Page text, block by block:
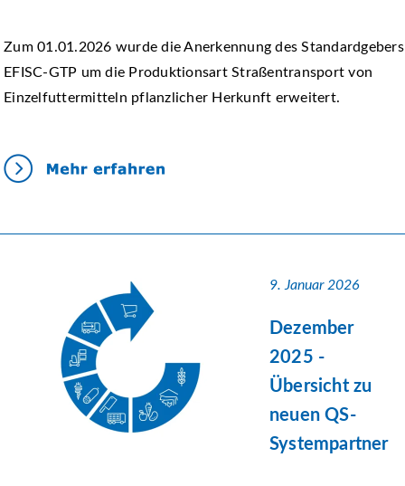
Zum 01.01.2026 wurde die Anerkennung des Standardgebers
EFISC-GTP um die Produktionsart Straßentransport von
Einzelfuttermitteln pflanzlicher Herkunft erweitert.
9. Januar 2026
Dezember
2025 -
Übersicht zu
neuen QS-
Systempartner